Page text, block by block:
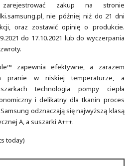
zakup na stronie
nie później niż do 21 dni
oraz zostawić opinię o produkcie.
do 17.10.2021 lub do wyczerpania
zapewnia efektywne, a zarazem
pranie w niskiej temperaturze, a
technologia pompy ciepła
i delikatny dla tkanin proces
odznaczają się najwyższą klasą
A, a suszarki A+++.
today)